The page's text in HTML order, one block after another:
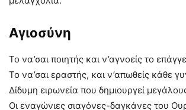
Αγιοσύνη
Το να’σαι ποιητής και ν’αγνοείς το
Το να’σαι εραστής, και ν’απωθείς κάθε
Δίδυμη ειρωνεία που δημιουργεί
Οι εναγώνιες σιαγόνες-δαγκάνες του